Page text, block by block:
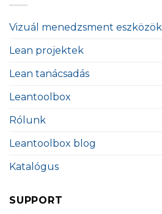
Vizuál menedzsment eszközök
Lean projektek
Lean tanácsadás
Leantoolbox
Rólunk
Leantoolbox blog
Katalógus
SUPPORT